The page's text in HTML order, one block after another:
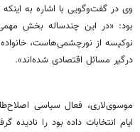
وی در گفت‌وگویی با اشاره به
بود: «در این چندساله بخش
نوکیسه از نورچشمی‌هاست،
درگیر مسائل اقتصادی شده‌اند».
ایام انتخابات داده بود را